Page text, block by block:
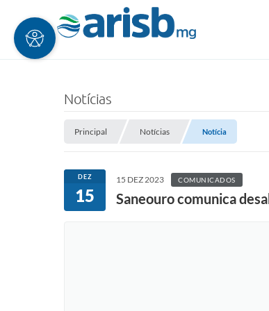
Notícias
Principal Notícias Notícia
DEZ
15
15 DEZ 2023 COMUNICADOS
Saneouro comunica